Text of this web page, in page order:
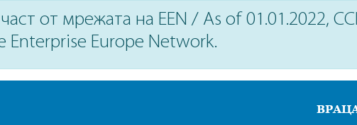
от мрежата на EEN / As of 01.01.2022,
Enterprise Europe Network.